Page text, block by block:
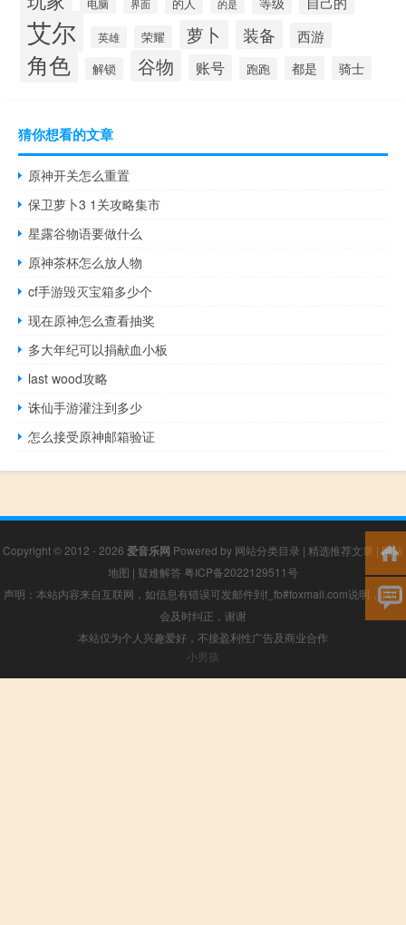
电脑 界面 的人 的是
艾尔 英雄 荣耀 萝卜 装备 西游
角色 解锁 谷物 账号 跑跑 都是 骑士
猜你想看的文章
原神开关怎么重置
保卫萝卜3 1关攻略集市
星露谷物语要做什么
原神茶杯怎么放人物
cf手游毁灭宝箱多少个
现在原神怎么查看抽奖
多大年纪可以捐献血小板
last wood攻略
诛仙手游灌注到多少
怎么接受原神邮箱验证
Copyright © 2012 - 2026 爱音乐网 Powered by 网站分类目录 | 精选推荐文章 |网站
地图 | 疑难解答 粤ICP备2022129511号
声明：本站内容来自互联网，如信息有错误可发邮件到f_fb#foxmail.com说明，我们
会及时纠正，谢谢
本站仅为个人兴趣爱好，不接盈利性广告及商业合作
小男孩